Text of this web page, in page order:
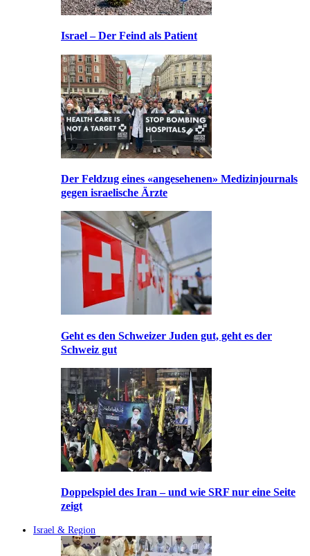
Israel – Der Feind als Patient
Der Feldzug eines «angesehenen» Medizinjournals
gegen israelische Ärzte
Geht es den Schweizer Juden gut, geht es der
Schweiz gut
Doppelspiel des Iran – und wie SRF nur eine Seite
zeigt
Israel & Region